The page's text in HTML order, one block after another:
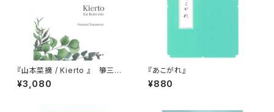
『山本菜摘 / Kierto 』 箏三重
奏
¥3,080
『あこがれ』
¥880